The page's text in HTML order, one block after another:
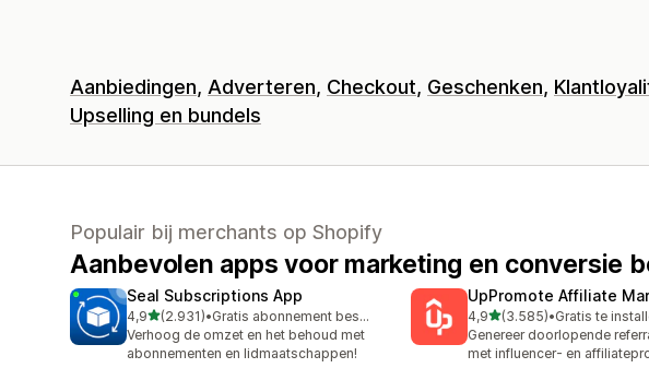
Aanbiedingen Adverteren Checkout Geschenken
Upselling en bundels
Populair bij merchants op Shopify
Aanbevolen apps voor marketing en conversie
Seal Subscriptions App
4,9van 5 sterren
(2.931)
2931 recensies in totaal
•
Gratis abonnement beschikbaar
Verhoog de omzet en het behoud met
abonnementen en lidmaatschappen!
UpPromote Affiliate
4,9van 5 sterren
(3.585)
3585 recensies in totaal
•Gratis te
Genereer doorlopende
met influencer- en